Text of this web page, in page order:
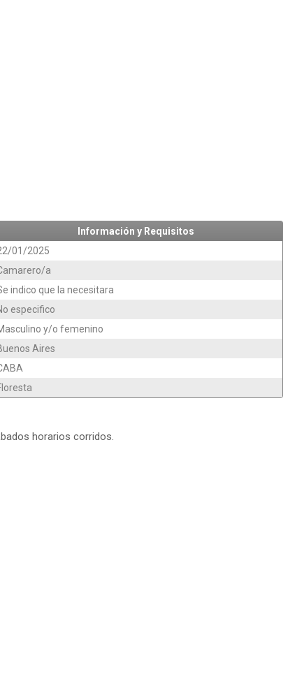
Información y Requisitos
01/2025
a
indico que la necesitara
especifico
y/o femenino
Aires
horarios corridos.